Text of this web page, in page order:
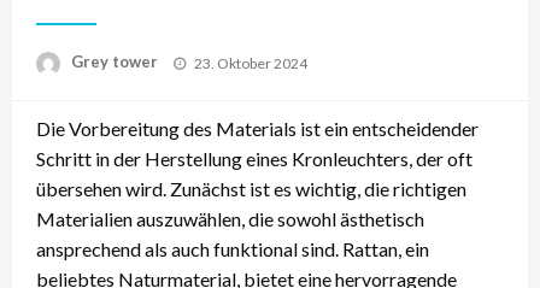
Grey tower
Posted
23. Oktober 2024
Die Vorbereitung des Materials ist ein entscheidender
Schritt in der Herstellung eines Kronleuchters, der oft
übersehen wird. Zunächst ist es wichtig, die richtigen
Materialien auszuwählen, die sowohl ästhetisch
ansprechend als auch funktional sind. Rattan, ein
beliebtes Naturmaterial, bietet eine hervorragende